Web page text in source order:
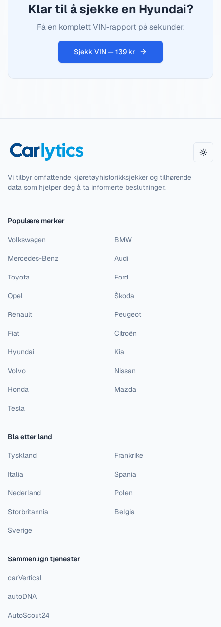
Klar til å sjekke en Hyundai?
Få en komplett VIN-rapport på sekunder.
Sjekk VIN — 139 kr
Vi tilbyr omfattende kjøretøyhistorikksjekker og tilhørende
data som hjelper deg å ta informerte beslutninger.
Bytt
Populære merker
Volkswagen BMW
Mercedes-Benz Audi
Toyota Ford
Opel Škoda
Renault Peugeot
Fiat Citroën
Hyundai Kia
Volvo Nissan
Honda Mazda
Tesla
Bla etter land
Tyskland Frankrike
Italia Spania
Nederland Polen
Storbritannia Belgia
Sverige
Sammenlign tjenester
carVertical
autoDNA
AutoScout24